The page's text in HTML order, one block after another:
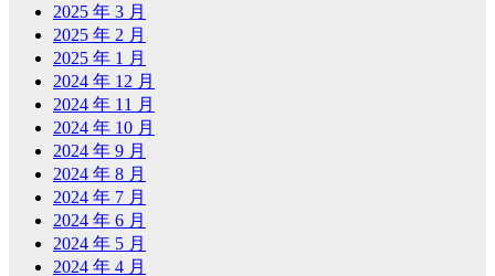
2025 年 3 月
2025 年 2 月
2025 年 1 月
2024 年 12 月
2024 年 11 月
2024 年 10 月
2024 年 9 月
2024 年 8 月
2024 年 7 月
2024 年 6 月
2024 年 5 月
2024 年 4 月